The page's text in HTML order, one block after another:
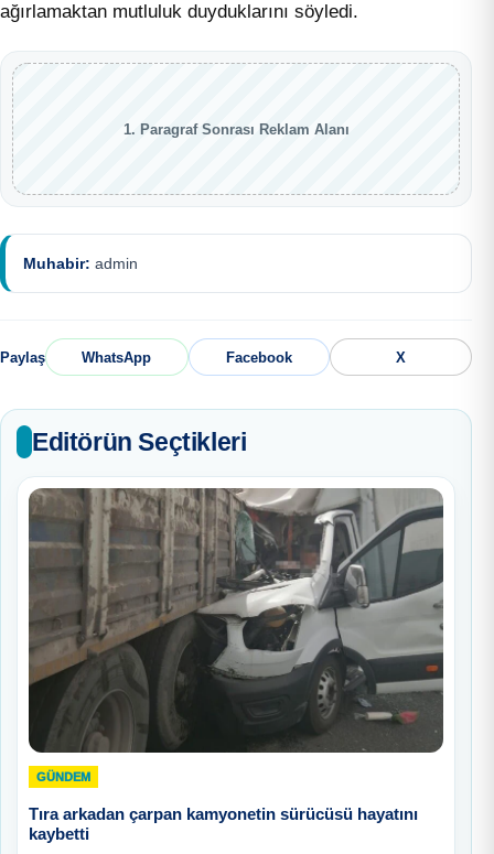
ağırlamaktan mutluluk duyduklarını söyledi.
1. Paragraf Sonrası Reklam Alanı
Muhabir: admin
Paylaş WhatsApp Facebook X
Editörün Seçtikleri
GÜNDEM
Tıra arkadan çarpan kamyonetin sürücüsü hayatını
kaybetti